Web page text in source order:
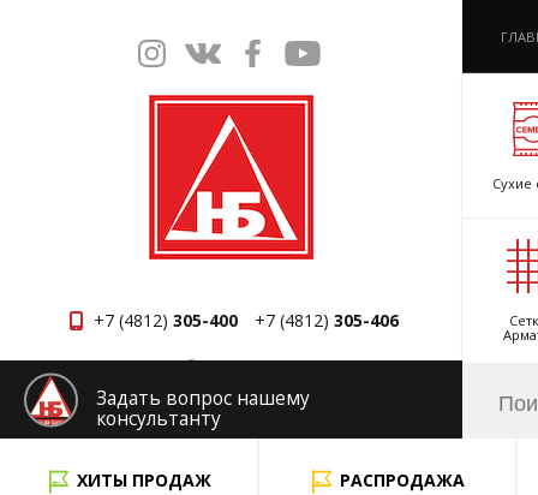
+7 (4812) 305-400 +7 (4812) 305-406
Смоленск
Сухие
Задать вопрос нашему
консультанту
ХИТЫ ПРОДАЖ
РАСПРОДАЖА